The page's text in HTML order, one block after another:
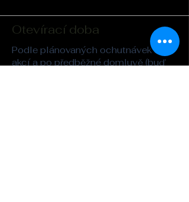
Otevírací doba
Podle plánovaných ochutnávek a
akcí a po předběžné domluvě (buď